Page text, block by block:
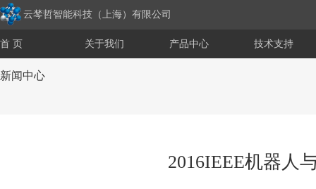
云棽哲智能科技（上海）有限公司
首 页 关于我们 产品中心 技术支持
新闻中心
2016IEEE机器人